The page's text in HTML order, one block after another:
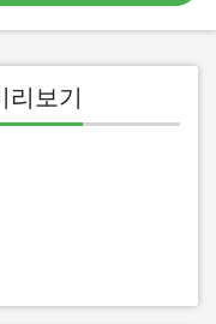
리보기